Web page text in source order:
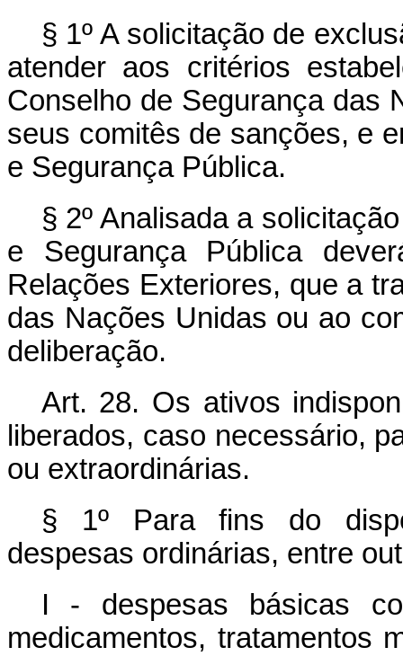
§ 1º A solicitação de
atender aos critérios
Conselho de Segurança das
seus comitês de sanções, e
e Segurança Pública.
§ 2º Analisada a
e Segurança Pública
Relações Exteriores, que a
das Nações Unidas ou ao
deliberação.
Art. 28. Os ativos
liberados, caso necessário,
ou extraordinárias.
§ 1º Para fins do
despesas ordinárias, entre
I - despesas básicas
medicamentos, tratamentos